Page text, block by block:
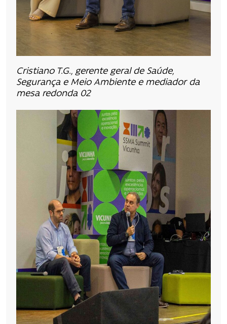
Cristiano T.G., gerente geral de Saúde,
Segurança e Meio Ambiente e mediador da
mesa redonda 02